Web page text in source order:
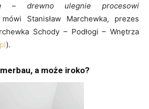
– drewno ulegnie procesowi
Stanisław Marchewka, prezes
Schody – Podłogi – Wnętrza
).
a może iroko?